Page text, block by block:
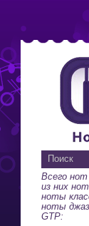
Всего
из них
ноты
ноты
GTP: